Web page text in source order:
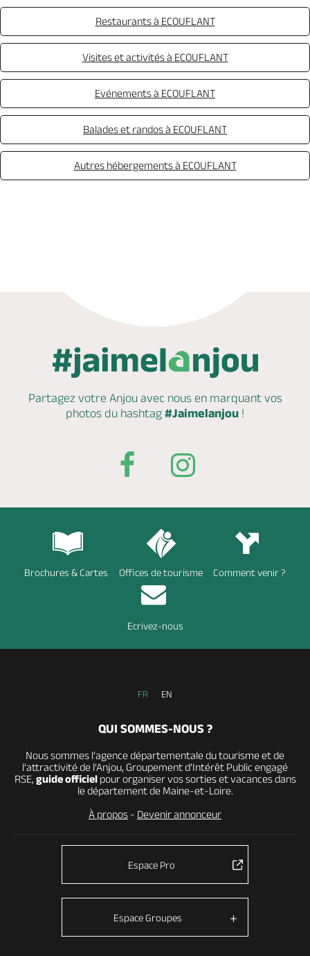
Restaurants à ECOUFLANT
Visites et activités à ECOUFLANT
Evénements à ECOUFLANT
Balades et randos à ECOUFLANT
Autres hébergements à ECOUFLANT
Partagez votre Anjou avec nous en marquantvos
photos du hashtag #Jaimelanjou !
Brochures & Cartes Offices de tourisme Comment venir ?
Ecrivez-nous
FR EN
QUI SOMMES-NOUS ?
Nous sommes l’agence départementale du tourisme et de
l’attractivité de l’Anjou, Groupement d’Intérêt Public engagé
RSE, guide officielpour organiser vos sorties et vacances dans
le département de Maine-et-Loire.
À propos - Devenir annonceur
Espace Pro
Espace Groupes